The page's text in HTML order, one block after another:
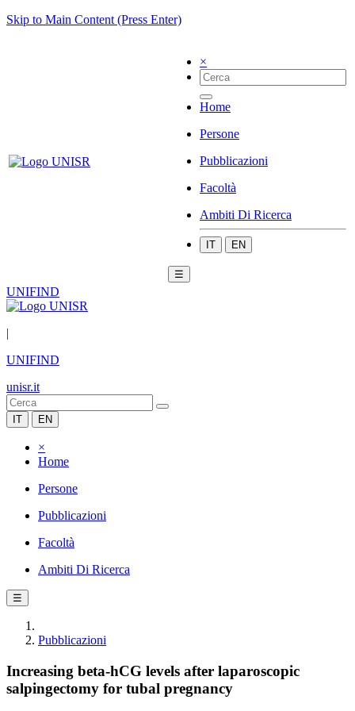
Skip to Main Content (Press Enter)
×
Home
Persone
Pubblicazioni
Facoltà
Ambiti Di Ricerca
IT EN
☰
UNIFIND
|
UNIFIND
unisr.it
IT EN
×
Home
Persone
Pubblicazioni
Facoltà
Ambiti Di Ricerca
☰
Pubblicazioni
Increasing beta-hCG levels after laparoscopic
salpingectomy for tubal pregnancy